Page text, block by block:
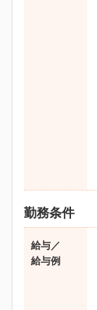
勤務条件
給与／
給与例